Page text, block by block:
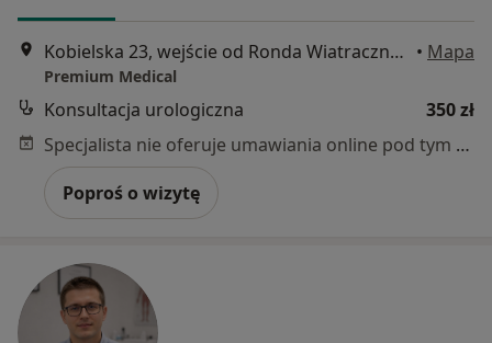
Kobielska 23, wejście od Ronda Wiatraczna, Galeria Grochów, Warszawa • Mapa
Premium Medical
Konsultacja urologiczna
350 zł
Specjalista nie oferuje umawiania online pod tym adresem.
Poproś o wizytę